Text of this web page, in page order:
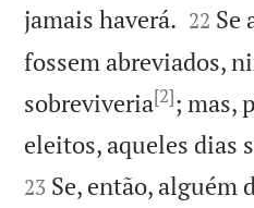
jamais haverá. 

22 Se
fossem abreviados,
sobreviveria[2]; mas,
eleitos, aqueles dias
23 Se, então, alguém